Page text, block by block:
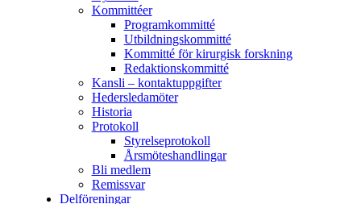
Kommittéer
Programkommitté
Utbildningskommitté
Kommitté för kirurgisk forskning
Redaktionskommitté
Kansli – kontaktuppgifter
Hedersledamöter
Historia
Protokoll
Styrelseprotokoll
Årsmöteshandlingar
Bli medlem
Remissvar
Delföreningar